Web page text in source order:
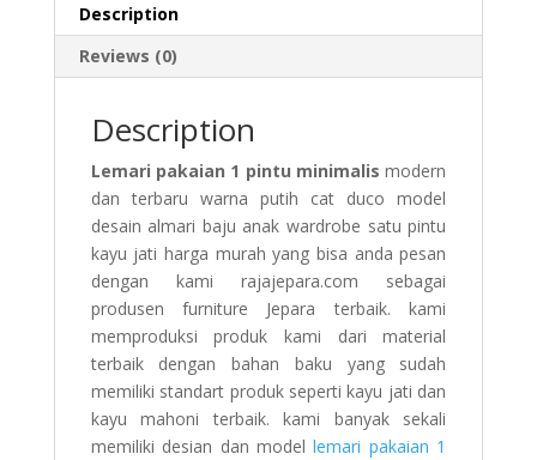
Description
Reviews (0)
Description
Lemari pakaian 1 pintu minimalis modern
dan terbaru warna putih cat duco model
desain almari baju anak wardrobe satu pintu
kayu jati harga murah yang bisa anda pesan
dengan kami rajajepara.com sebagai
produsen furniture Jepara terbaik. kami
memproduksi produk kami dari material
terbaik dengan bahan baku yang sudah
memiliki standart produk seperti kayu jati dan
kayu mahoni terbaik. kami banyak sekali
memiliki desian dan modellemari pakaian 1